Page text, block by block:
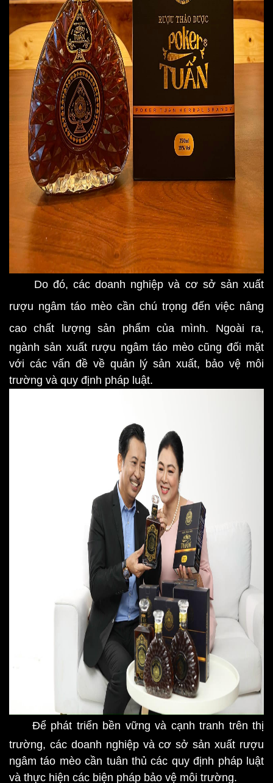
Do đó, các doanh nghiệp và cơ sở sản xuất
rượu ngâm táo mèo cần chú trọng đến việc nâng
cao chất lượng sản phẩm của mình. Ngoài ra,
ngành sản xuất rượu ngâm táo mèo cũng đối mặt
với các vấn đề về quản lý sản xuất, bảo vệ môi
trường và quy định pháp luật.
Để phát triển bền vững và cạnh tranh trên thị
trường, các doanh nghiệp và cơ sở sản xuất rượu
ngâm táo mèo cần tuân thủ các quy định pháp luật
và thực hiện các biện pháp bảo vệ môi trường.